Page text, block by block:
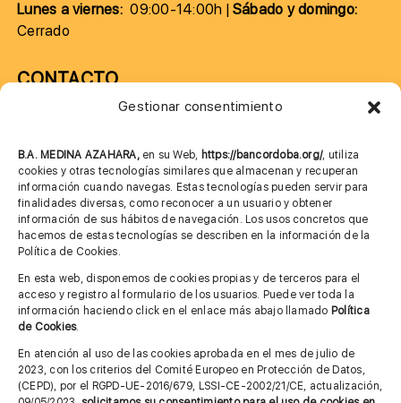
Gestionar consentimiento
B.A. MEDINA AZAHARA, en su Web, https://bancordoba.org/, utiliza
cookies y otras tecnologías similares que almacenan y recuperan
información cuando navegas. Estas tecnologías pueden servir para
finalidades diversas, como reconocer a un usuario y obtener
información de sus hábitos de navegación. Los usos concretos que
hacemos de estas tecnologías se describen en la información de la
Política de Cookies.
En esta web, disponemos de cookies propias y de terceros para el
acceso y registro al formulario de los usuarios. Puede ver toda la
información haciendo click en el enlace más abajo llamado Política
de Cookies.
En atención al uso de las cookies aprobada en el mes de julio de
2023, con los criterios del Comité Europeo en Protección de Datos,
(CEPD), por el RGPD-UE-2016/679, LSSI-CE-2002/21/CE, actualización,
Lunes a viernes:09:00-14:00h |Sábado y domingo:
Cerrado
CONTACTO
685 901 226
MÁS INFORMACIÓN
Aviso legal
Política de privacidad
Cita previa FAGA